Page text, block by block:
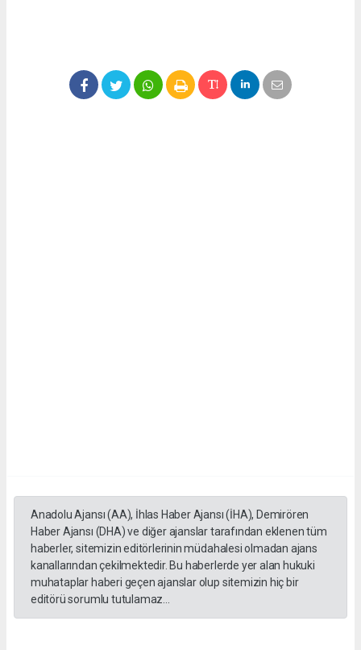
Anadolu Ajansı (AA), İhlas Haber Ajansı (İHA), Demirören
Haber Ajansı (DHA) ve diğer ajanslar tarafından eklenen tüm
haberler, sitemizin editörlerinin müdahalesi olmadan ajans
kanallarından çekilmektedir. Bu haberlerde yer alan hukuki
muhataplar haberi geçen ajanslar olup sitemizin hiç bir
editörü sorumlu tutulamaz...